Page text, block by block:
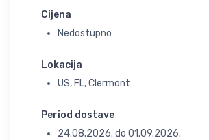
Cijena
Nedostupno
Lokacija
US, FL, Clermont
Period dostave
24.08.2026. do 01.09.2026.